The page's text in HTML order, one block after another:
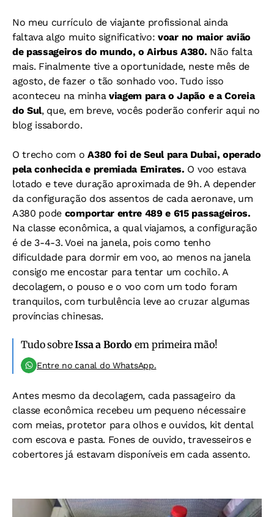
No meu currículo de viajante profissional ainda
faltava algo muito significativo:voar no maior avião
de passageiros do mundo, o Airbus A380. Não falta
mais. Finalmente tive a oportunidade, neste mês de
agosto, de fazer o tão sonhado voo. Tudo isso
aconteceu na minha viagem para o Japão e a Coreia
do Sul, que, em breve, vocês poderão conferir aqui no
blog issabordo.
O trecho com oA380 foi de Seul para Dubai, operado
pela conhecida e premiada Emirates. O voo estava
lotado e teve duração aproximada de 9h. A depender
da configuração dos assentos de cada aeronave, um
A380 pode comportar entre 489 e 615 passageiros.
Na classe econômica, a qual viajamos, a configuração
é de 3-4-3. Voei na janela, pois como tenho
dificuldade para dormir em voo, ao menos na janela
consigo me encostar para tentar um cochilo. A
decolagem, o pouso e o voo com um todo foram
tranquilos, com turbulência leve ao cruzar algumas
províncias chinesas.
Tudo sobreIssa a Bordo em primeira mão!
Entre no canal do WhatsApp.
Antes mesmo da decolagem, cada passageiro da
classe econômica recebeu um pequeno nécessaire
com meias, protetor para olhos e ouvidos, kit dental
com escova e pasta. Fones de ouvido, travesseiros e
cobertores já estavam disponíveis em cada assento.